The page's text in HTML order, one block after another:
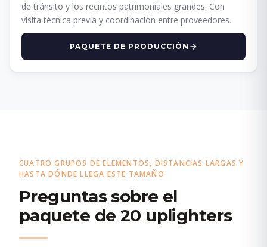
de tránsito y los recintos patrimoniales grandes. Con
visita técnica previa y coordinación entre proveedores.
PAQUETE DE PRODUCCIÓN
CUATRO GRUPOS DE ELEMENTOS, DISTANCIAS LARGAS Y
HASTA DÓNDE LLEGA ESTE TAMAÑO
Preguntas sobre el
paquete de 20 uplighters